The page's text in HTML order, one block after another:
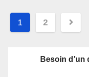
Navigation
articles
1 2
Besoin